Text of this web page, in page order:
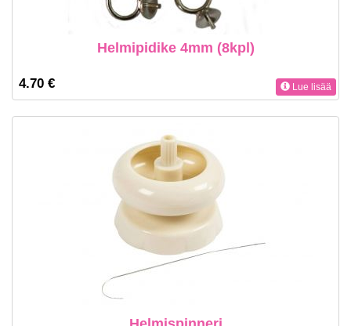
Helmipidike 4mm (8kpl)
4.70 € Lue lisää